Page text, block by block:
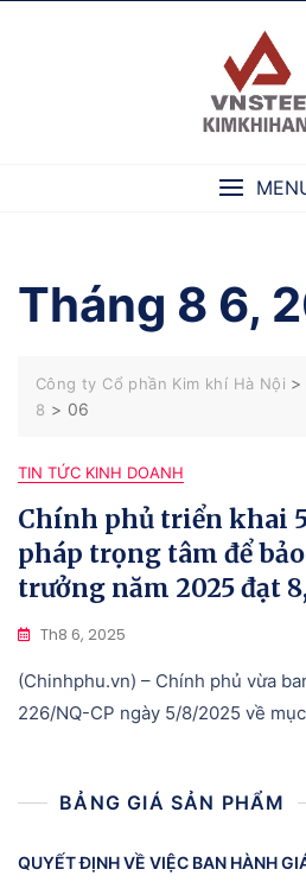
Tháng 8 6,
Công ty Cổ phần Kim khí Hà Nội >
8 > 06
TIN TỨC KINH DOANH
Chính phủ triển khai
pháp trọng tâm để
trưởng năm 2025 đạt
Th8 6, 2025
(Chinhphu.vn) – Chính phủ vừa
226/NQ-CP ngày 5/8/2025 về mục
BẢNG GIÁ SẢN PHẨM
QUYẾT ĐỊNH VỀ VIỆC BAN HÀNH